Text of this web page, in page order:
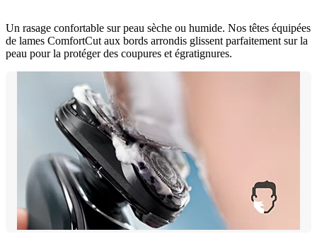
Un rasage confortable sur peau sèche ou humide. Nos têtes équipées
de lames ComfortCut aux bords arrondis glissent parfaitement sur la
peau pour la protéger des coupures et égratignures.